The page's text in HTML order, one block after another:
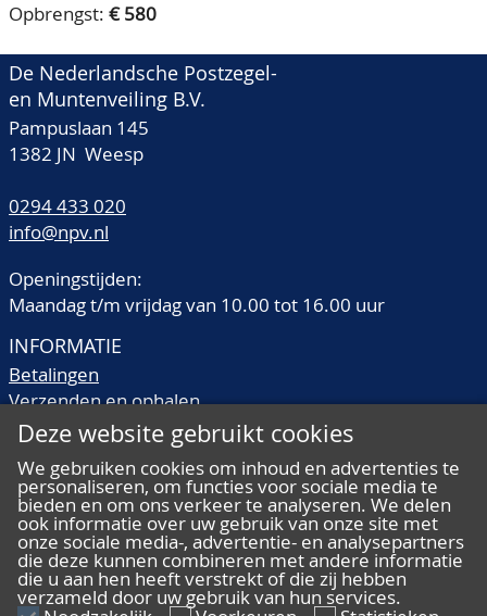
Opbrengst: € 580
De Nederlandsche Postzegel-
en Muntenveiling B.V.
Pampuslaan 145
1382 JN Weesp
0294 433 020
info@npv.nl
Openingstijden:
Maandag t/m vrijdag van 10.00 tot 16.00 uur
INFORMATIE
Betalingen
Verzenden en ophalen
Veilingtermen
Kwaliteitsomschrijvingen
Veelgestelde vragen
ALGEMEEN
Deze website gebruikt cookies
We gebruiken cookies om inhoud en advertenties te
personaliseren, om functies voor sociale media te
bieden en om ons verkeer te analyseren. We delen
ook informatie over uw gebruik van onze site met
onze sociale media-, advertentie- en analysepartners
die deze kunnen combineren met andere informatie
die u aan hen heeft verstrekt of die zij hebben
verzameld door uw gebruik van hun services.